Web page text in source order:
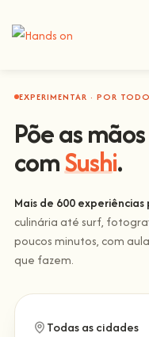
EXPERIMENTAR · POR
Põe as
comSushi.
Mais de 600 experiências
culinária até surf,
poucos minutos, com
que fazem.